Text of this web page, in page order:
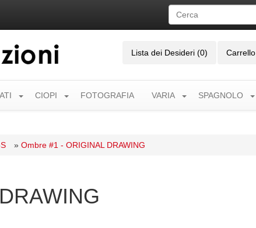
Lista dei Desideri (0) Carrello
CIOPI FOTOGRAFIA VARIA SPAGNOLO
» Ombre #1 - ORIGINAL DRAWING